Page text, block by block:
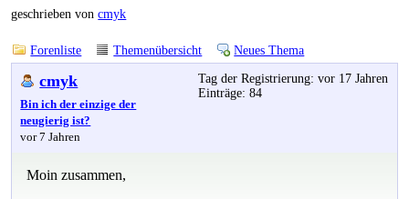
geschrieben voncmyk
Forenliste Themenübersicht Neues Thema
cmyk
Bin ich der einzige der
neugierig ist?
vor 7 Jahren
Tag der Registrierung: vor 17 Jahren
Einträge: 84
Moin zusammen,